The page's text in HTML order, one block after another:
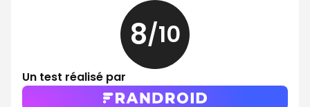
8/10
10
Un test réalisé par